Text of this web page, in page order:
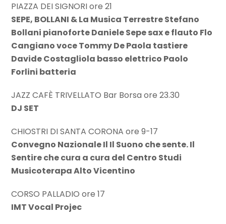
PIAZZA DEI SIGNORI ore 21
SEPE, BOLLANI & La Musica Terrestre Stefano
Bollani pianoforte Daniele Sepe sax e flauto Flo
Cangiano voce Tommy De Paola tastiere
Davide Costagliola basso elettrico Paolo
Forlini batteria
JAZZ CAFÈ TRIVELLATO Bar Borsa ore 23.30
DJ SET
CHIOSTRI DI SANTA CORONA ore 9-17
Convegno Nazionale Il Il Suono che sente. Il
Sentire che cura a cura del Centro Studi
Musicoterapa Alto Vicentino
CORSO PALLADIO ore 17
IMT Vocal Projec